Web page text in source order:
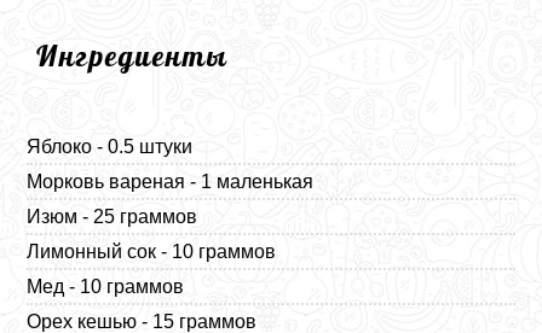
Ингредиенты
Яблоко - 0.5 штуки
Морковь вареная - 1 маленькая
Изюм - 25 граммов
Лимонный сок - 10 граммов
Мед - 10 граммов
Орех кешью - 15 граммов